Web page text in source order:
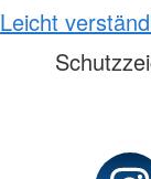
Leicht